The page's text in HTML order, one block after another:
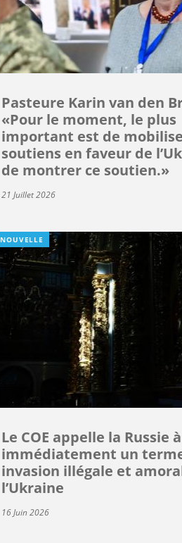
Pasteure Karin van den
«Pour le moment, le plus
important est de
soutiens en faveur de
de montrer ce soutien.»
21 Juillet 2026
NOUVELLE
Le COE appelle la Russie
immédiatement un
invasion illégale et
l’Ukraine
16 Juin 2026